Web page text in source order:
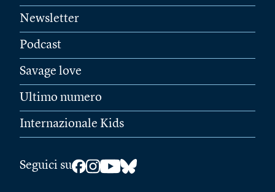
Newsletter
Podcast
Savage love
Ultimo numero
Internazionale Kids
Seguici su